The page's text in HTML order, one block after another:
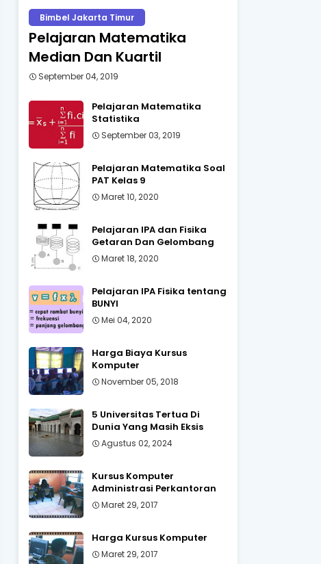
Bimbel Jakarta Timur
Pelajaran Matematika
Median Dan Kuartil
September 04, 2019
Pelajaran Matematika
Statistika
September 03, 2019
Pelajaran Matematika Soal
PAT Kelas 9
Maret 10, 2020
Pelajaran IPA dan Fisika
Getaran Dan Gelombang
Maret 18, 2020
Pelajaran IPA Fisika tentang
BUNYI
Mei 04, 2020
Harga Biaya Kursus
Komputer
November 05, 2018
5 Universitas Tertua Di
Dunia Yang Masih Eksis
Agustus 02, 2024
Kursus Komputer
Administrasi Perkantoran
Maret 29, 2017
Harga Kursus Komputer
Maret 29, 2017